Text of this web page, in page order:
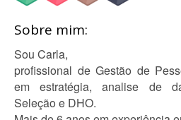
Sobre mim:
Sou Carla,
profissional de Gestão de
em estratégia, analise de
Seleção e DHO.